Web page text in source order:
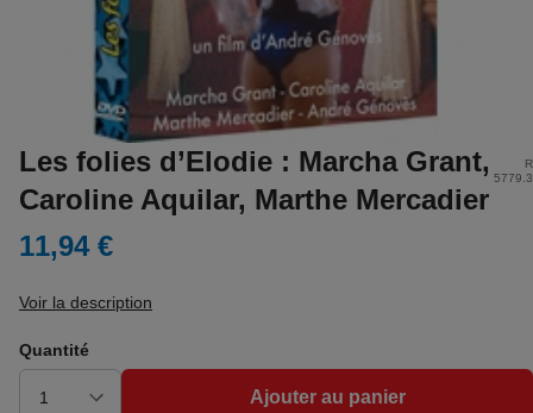
Les folies d’Elodie : Marcha Grant,
Caroline Aquilar, Marthe Mercadier
11,94 €
Voir la description
Quantité
Ajouter au panier